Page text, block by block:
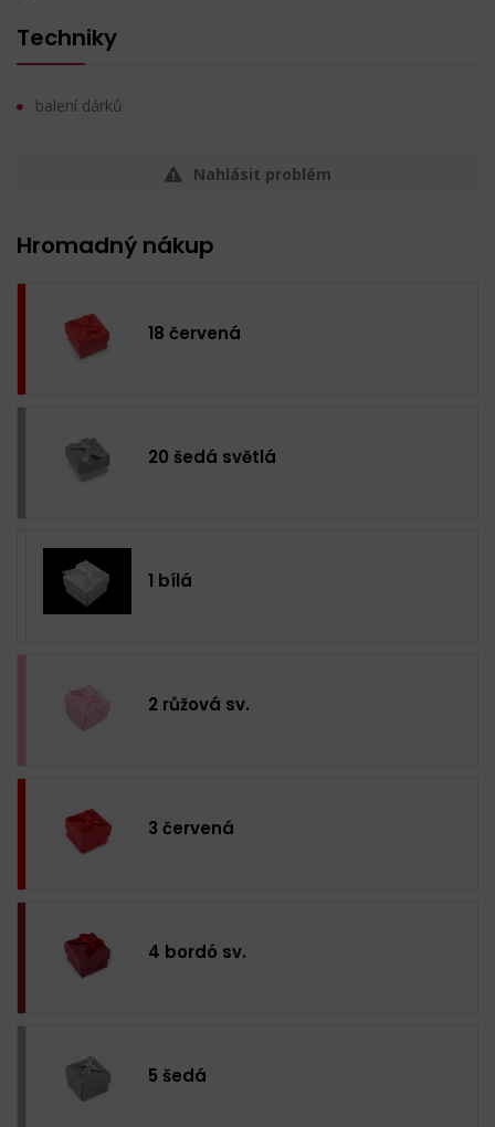
Techniky
balení dárků
Nahlásit problém
Hromadný nákup
18 červená
20 šedá světlá
1 bílá
2 růžová sv.
3 červená
4 bordó sv.
5 šedá